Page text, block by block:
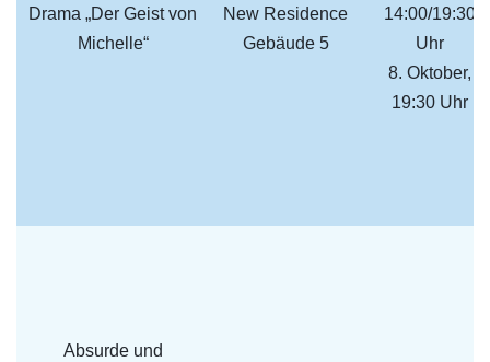
Drama „Der Geist von
Michelle“
New Residence
Gebäude 5
14:00/19:30
Uhr
8. Oktober,
19:30 Uhr
Absurde und